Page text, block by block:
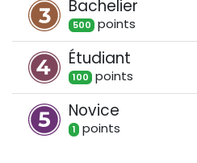
Bachelier
500 points
Étudiant
100 points
Novice
1 points